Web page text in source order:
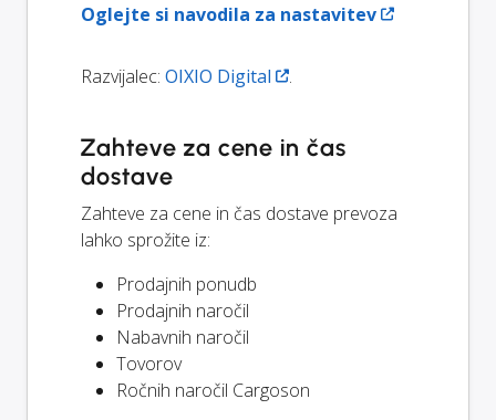
Oglejte si navodila za nastavitev
Razvijalec: OIXIO Digital .
Zahteve za cene in čas
dostave
Zahteve za cene in čas dostave prevoza
lahko sprožite iz:
Prodajnih ponudb
Prodajnih naročil
Nabavnih naročil
Tovorov
Ročnih naročil Cargoson